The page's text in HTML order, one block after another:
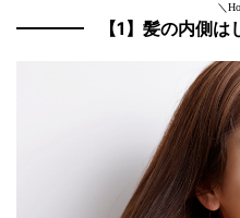
＼
【1】髪の内側